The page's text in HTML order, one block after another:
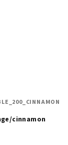
cinnamon